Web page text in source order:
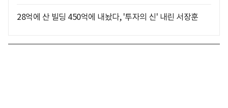
28억에 산 빌딩 450억에 내놨다, '투자의 신' 내린 서장훈